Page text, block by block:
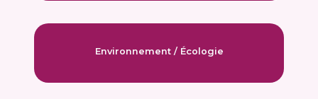
Environnement / Écologie